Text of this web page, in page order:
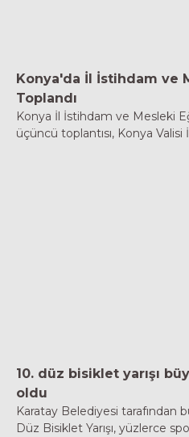
Konya'da İl İstihdam ve
Toplandı
Konya İl İstihdam ve Mesleki
üçüncü toplantısı, Konya Valisi
10. düz bisiklet yarışı
oldu
Karatay Belediyesi tarafından
Düz Bisiklet Yarışı, yüzlerce